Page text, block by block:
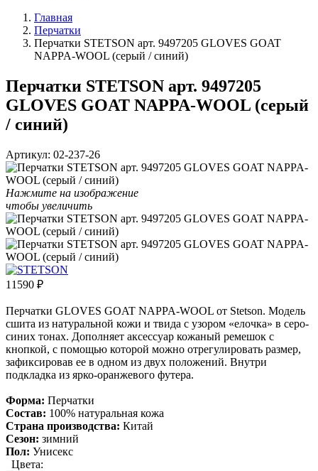
Главная
Перчатки
Перчатки STETSON арт. 9497205 GLOVES GOAT
NAPPA-WOOL (серый / синий)
Перчатки STETSON арт. 9497205
GLOVES GOAT NAPPA-WOOL (серый
/ синий)
Артикул: 02-237-26
Нажмите на изображение
чтобы увеличить
11590 ₽
Перчатки GLOVES GOAT NAPPA-WOOL от Stetson. Модель
сшита из натуральной кожи и твида с узором «елочка» в серо-
синих тонах. Дополняет аксессуар кожаный ремешок с
кнопкой, с помощью которой можно отрегулировать размер,
зафиксировав ее в одном из двух положений. Внутри
подкладка из ярко-оранжевого футера.
Форма: Перчатки
Состав: 100% натуральная кожа
Страна производства: Китай
Сезон: зимний
Пол: Унисекс
Цвета: